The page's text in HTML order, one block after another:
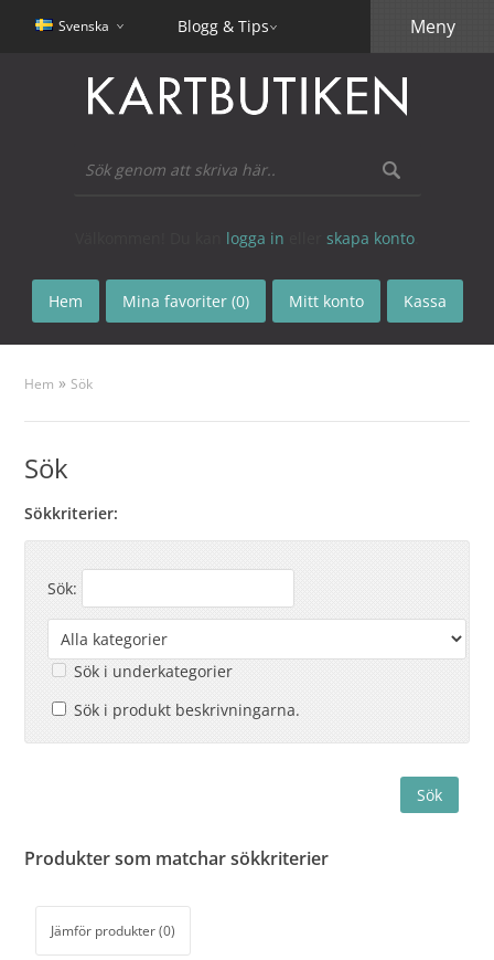
Svenska Blogg & Tips
logga in skapa konto
Hem Mina favoriter (0) Mitt konto Kassa
Meny
Hem » Sök
Sök
Sökkriterier:
Sök:
Sök i underkategorier
Sök i produkt beskrivningarna.
Produkter som matchar sökkriterier
Jämför produkter (0)